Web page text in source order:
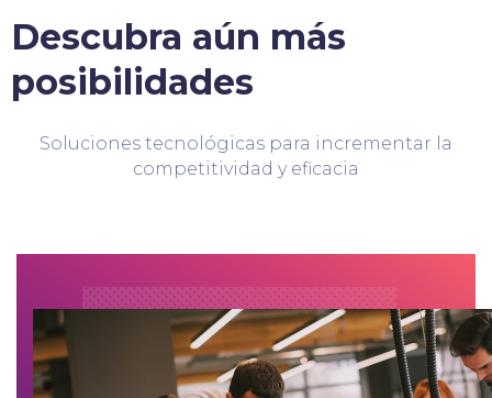
Descubra aún más
posibilidades
Soluciones tecnológicas para incrementar la
competitividad y eficacia